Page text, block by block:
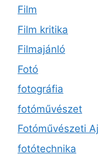
Film
Film kritika
Filmajánló
Fotó
fotográfia
fotóművészet
Fotóművészeti
fotótechnika